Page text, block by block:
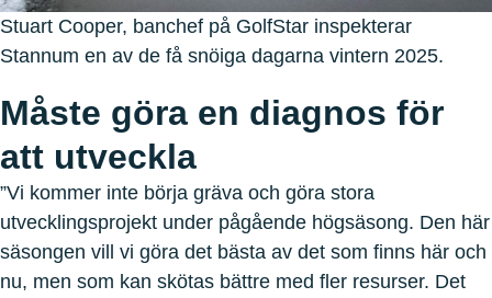
Stuart Cooper, banchef på GolfStar inspekterar
Stannum en av de få snöiga dagarna vintern 2025.
Måste göra en diagnos för
att utveckla
”Vi kommer inte börja gräva och göra stora
utvecklingsprojekt under pågående högsäsong. Den här
säsongen vill vi göra det bästa av det som finns här och
nu, men som kan skötas bättre med fler resurser. Det